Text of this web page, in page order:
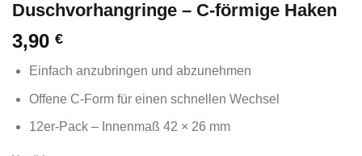
Duschvorhangringe – C-förmige Haken
3,90 €
Einfach anzubringen und abzunehmen
Offene C-Form für einen schnellen Wechsel
12er-Pack – Innenmaß 42 × 26 mm